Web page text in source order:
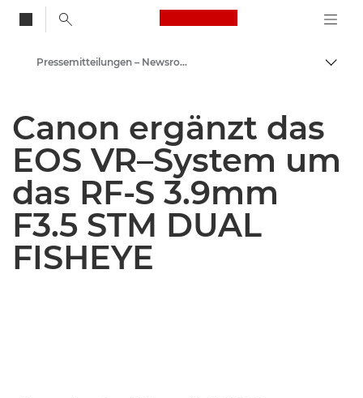
Canon Logo, back
Auf
Newsroom
Pressemitteilungen – Newsroom
Canon ergänzt das
EOS VR–System um
das RF-S 3.9mm
F3.5 STM DUAL
FISHEYE